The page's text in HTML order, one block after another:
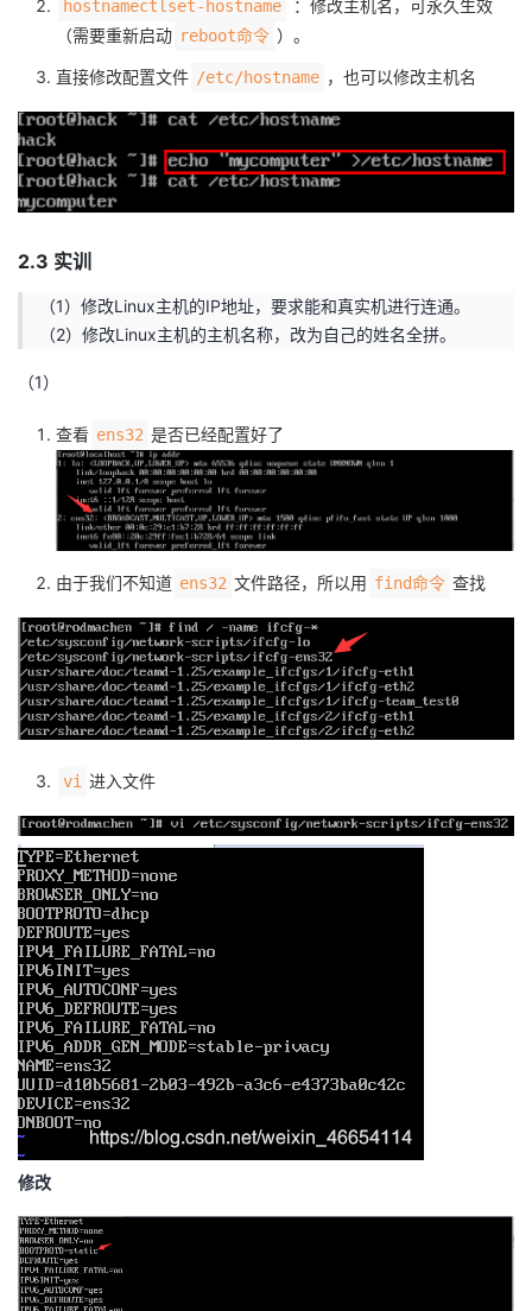
hostnamectlset-hostname
：修改主机名，可永久生效
（需要重新启动 reboot命令 ）。
直接修改配置文件 /etc/hostname ，也可以修改主机名
2.3 实训
（1）修改Linux主机的IP地址，要求能和真实机进行连通。
（2）修改Linux主机的主机名称，改为自己的姓名全拼。
（1）
查看 ens32 是否已经配置好了
由于我们不知道 ens32 文件路径，所以用 find命令 查找
vi 进入文件
修改